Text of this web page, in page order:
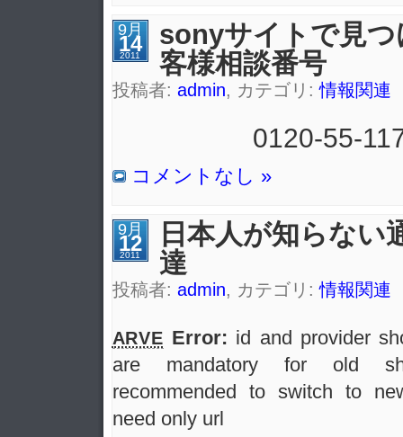
9月
14
2011
sonyサイトで見
客様相談番号
投稿者: admin, カテゴリ:情報関連
0120-55-
コメントなし »
9月
12
2011
日本人が知らない
達
投稿者: admin, カテゴリ:情報関連
ARVE Error: id and provider
are mandatory for old
recommended to switch to
need only url